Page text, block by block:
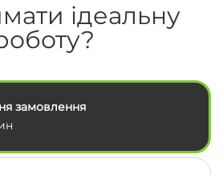
ідеальну
замовлення